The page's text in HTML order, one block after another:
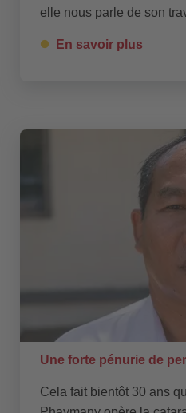
elle nous parle de son
En savoir plus
Une forte pénurie de
Cela fait bientôt 30 ans